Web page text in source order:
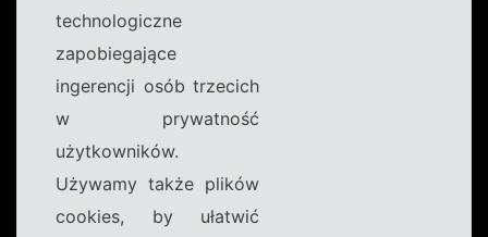
technologiczne
zapobiegające
ingerencji osób trzecich
w prywatność
użytkowników.
Używamy także plików
cookies, by ułatwić